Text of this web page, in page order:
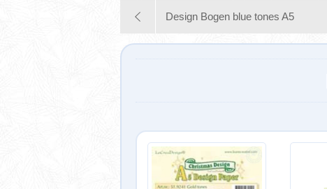
Design Bogen blue tones A5